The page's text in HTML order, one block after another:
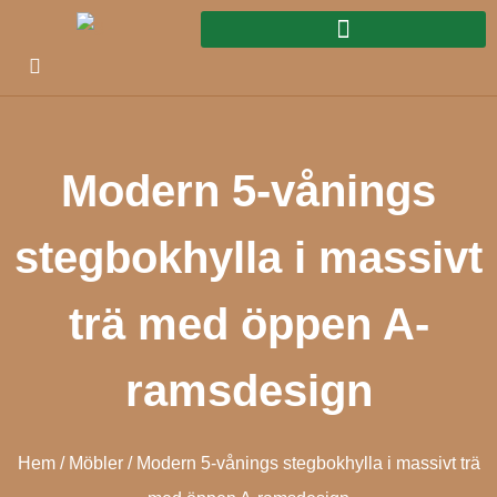
Modern 5-vånings
stegbokhylla i massivt
trä med öppen A-
ramsdesign
Hem/ Möbler/ Modern 5-vånings stegbokhylla i massivt trä